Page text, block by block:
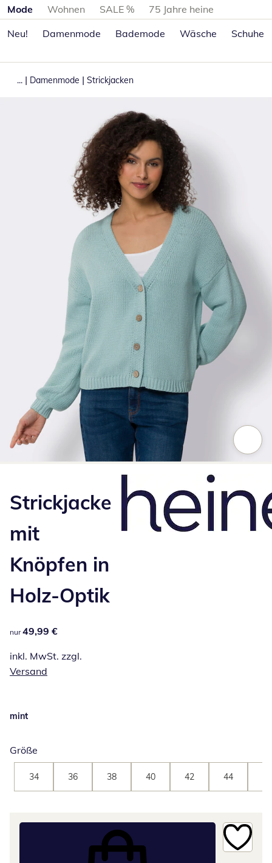
Produktkategorien überspringen
Mode Wohnen SALE %
75 Jahre heine
Neu!
Damenmode Bademode Wäsche Schuhe
... | Damenmode | Strickjacken
Strickjacke
mit
Knöpfen in
Holz-Optik
49,99 €
nur 49,99 €
inkl. MwSt. zzgl.
Versand
mint
Größe
34 36 38 40 42 44